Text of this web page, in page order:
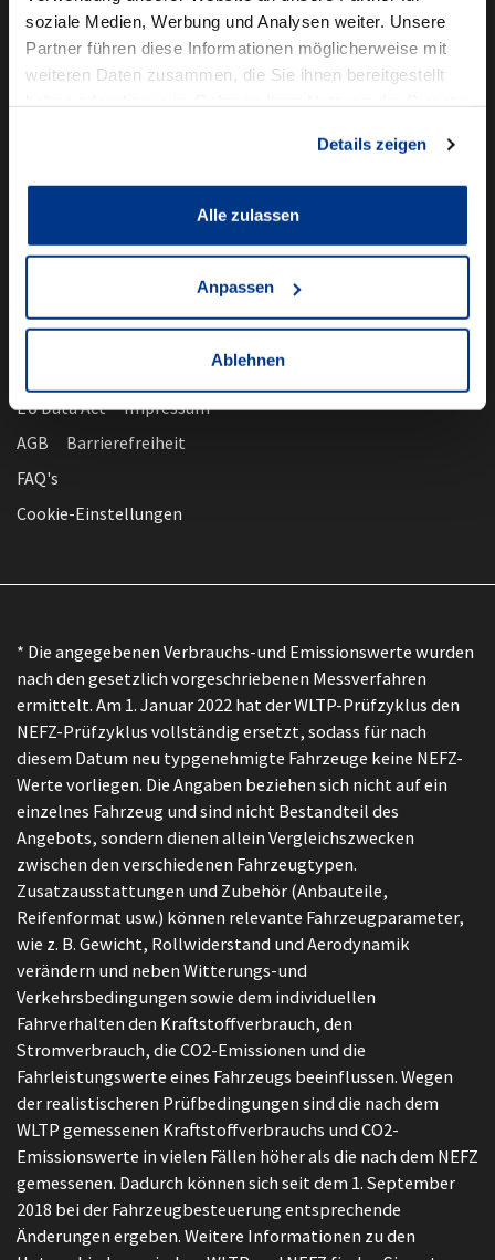
soziale Medien, Werbung und Analysen weiter. Unsere
Partner führen diese Informationen möglicherweise mit
weiteren Daten zusammen, die Sie ihnen bereitgestellt
Details zeigen
Alle zulassen
Anpassen
Ablehnen
BMW Geschäftskunden
Volkswagen Professional Class
Autowelt Schmidt
News & Events
Ausbildung
EU Data Act
Impressum
AGB
Barrierefreiheit
FAQ's
Cookie-Einstellungen
* Die angegebenen Verbrauchs-und Emissionswerte wurden
nach den gesetzlich vorgeschriebenen Messverfahren
ermittelt. Am 1. Januar 2022 hat der WLTP-Prüfzyklus den
NEFZ-Prüfzyklus vollständig ersetzt, sodass für nach
diesem Datum neu typgenehmigte Fahrzeuge keine NEFZ-
Werte vorliegen. Die Angaben beziehen sich nicht auf ein
einzelnes Fahrzeug und sind nicht Bestandteil des
Angebots, sondern dienen allein Vergleichszwecken
zwischen den verschiedenen Fahrzeugtypen.
Zusatzausstattungen und Zubehör (Anbauteile,
Reifenformat usw.) können relevante Fahrzeugparameter,
wie z. B. Gewicht, Rollwiderstand und Aerodynamik
verändern und neben Witterungs-und
Verkehrsbedingungen sowie dem individuellen
Fahrverhalten den Kraftstoffverbrauch, den
Stromverbrauch, die CO2-Emissionen und die
Fahrleistungswerte eines Fahrzeugs beeinflussen. Wegen
der realistischeren Prüfbedingungen sind die nach dem
WLTP gemessenen Kraftstoffverbrauchs und CO2-
Emissionswerte in vielen Fällen höher als die nach dem NEFZ
gemessenen. Dadurch können sich seit dem 1. September
2018 bei der Fahrzeugbesteuerung entsprechende
Änderungen ergeben. Weitere Informationen zu den